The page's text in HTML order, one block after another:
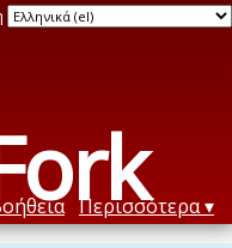
Περισσότερα